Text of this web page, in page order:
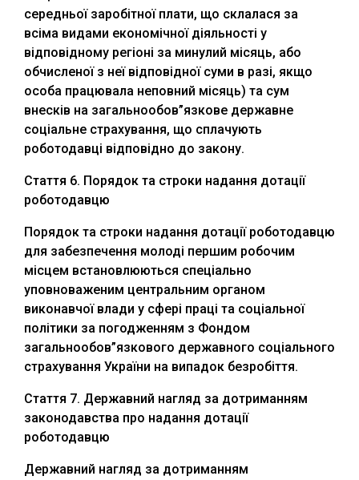
середньої заробітної плати, що склалася за
всіма видами економічної діяльності у
відповідному регіоні за минулий місяць, або
обчисленої з неї відповідної суми в разі, якщо
особа працювала неповний місяць) та сум
внесків на загальнообов”язкове державне
соціальне страхування, що сплачують
роботодавці відповідно до закону.
Стаття 6. Порядок та строки надання дотації
роботодавцю
Порядок та строки надання дотації роботодавцю
для забезпечення молоді першим робочим
місцем встановлюються спеціально
уповноваженим центральним органом
виконавчої влади у сфері праці та соціальної
політики за погодженням з Фондом
загальнообов”язкового державного соціального
страхування України на випадок безробіття.
Стаття 7. Державний нагляд за дотриманням
законодавства про надання дотації
роботодавцю
Державний нагляд за дотриманням